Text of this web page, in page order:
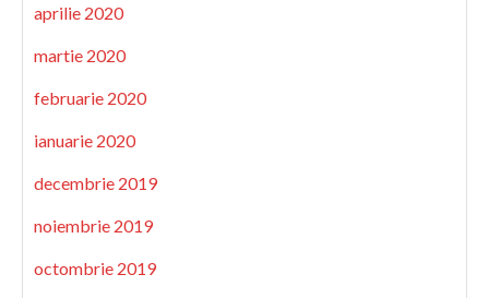
aprilie 2020
martie 2020
februarie 2020
ianuarie 2020
decembrie 2019
noiembrie 2019
octombrie 2019